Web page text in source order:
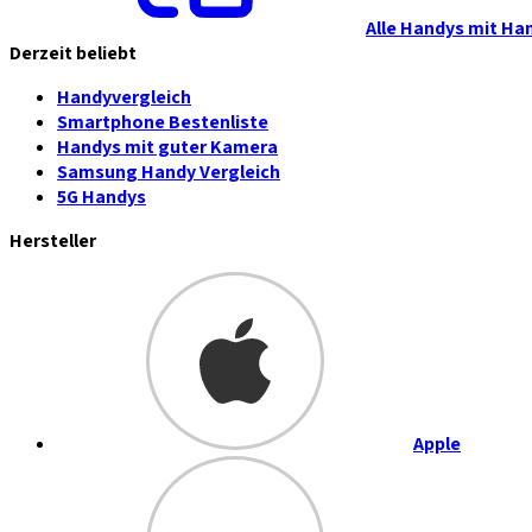
Alle Handys mit
Derzeit beliebt
Handyvergleich
Smartphone Bestenliste
Handys mit guter Kamera
Samsung Handy Vergleich
5G Handys
Hersteller
Apple